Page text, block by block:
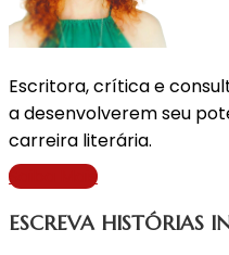
Escritora, crítica e
a desenvolverem seu
carreira literária.
Saiba Mais
ESCREVA HISTÓRIAS